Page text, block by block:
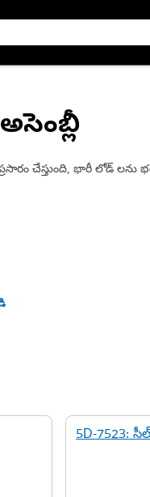
చేస్తుంది, భారీ లోడ్ లను
5D-7523: సీల్